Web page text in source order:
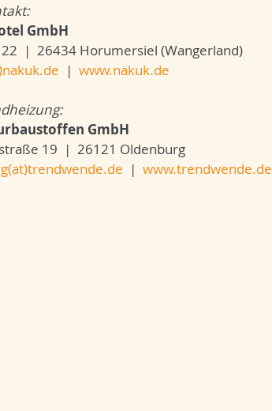
GmbH
| 26434 Horumersiel (Wangerland)
| www.nakuk.de
GmbH
19 | 26121 Oldenburg
| www.trendwende.de